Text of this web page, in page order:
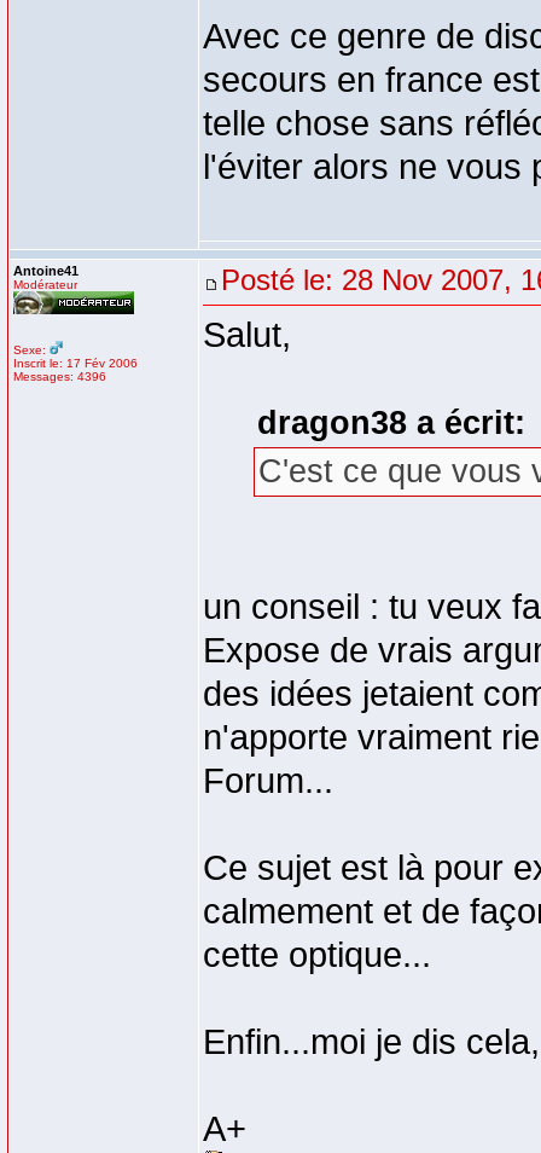
Avec ce genre de
secours en france
telle chose sans
l'éviter alors ne vous
Antoine41
Modérateur
Sexe:
Inscrit le: 17 Fév 2006
Messages: 4396
Posté le: 28 Nov 2007,
Salut,
dragon38 a écrit:
C'est ce que vous
un conseil : tu veux
Expose de vrais
des idées jetaient
n'apporte vraiment
Forum...
Ce sujet est là pour
calmement et de
cette optique...
Enfin...moi je dis
A+